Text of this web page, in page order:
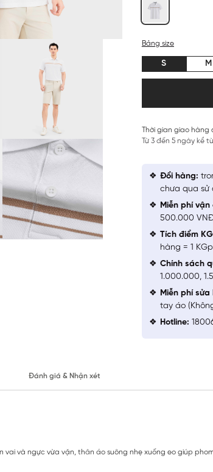
Bảng size
S M
Thời gian giao hàng
Từ 3 đến 5 ngày kể
Đổi hàng:
chưa qua sử
Miễn phí vận
500.000
Tích điểm
hàng = 1
Chính sách
1.000.000,
Miễn phí sửa
tay áo
Hotline:
Đánh giá & Nhận xét
vai và ngực vừa vặn, thân áo suông nhẹ xuống eo giúp